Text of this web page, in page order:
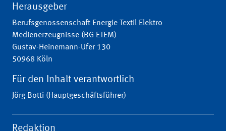
Herausgeber
Berufsgenossenschaft Energie Textil Elektro
Medienerzeugnisse (BG ETEM)
Gustav-Heinemann-Ufer 130
50968 Köln
Für den Inhalt verantwortlich
Jörg Botti (Hauptgeschäftsführer)
Redaktion